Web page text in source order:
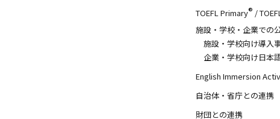
TOEFL Primary® /
施設・学校・企業での
施設・学校向け導入
企業・学校向け日本
English Immersion
自治体・省庁との連携
財団との連携